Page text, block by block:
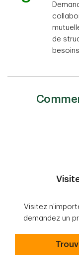
de
Visitez
demandez un